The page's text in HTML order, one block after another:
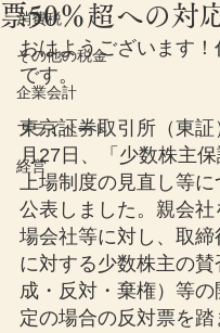
消費税
その他の税金
企業会計
プライベート
経営
票50％超への対
おはようございます！
です。
東京証券取引所（東
月27日、「少数株主
上場制度の見直し等に
公表しました。親会社
場会社等に対し、取締
に対する少数株主の賛
成・反対・棄権）等の
定の場合の反対票を